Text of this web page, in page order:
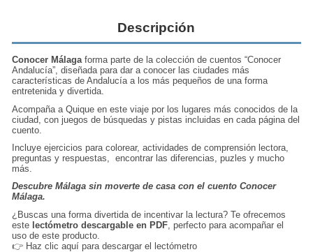
Descripción
Conocer Málagaforma parte de la colección de cuentos “Conocer
Andalucía”, diseñada para dar a conocer las ciudades más
características de Andalucía a los más pequeños de una forma
entretenida y divertida.
Acompaña a Quique en este viaje por los lugares más conocidos de la
ciudad, con juegos de búsquedas y pistas incluidas en cada página del
cuento.
Incluye ejercicios para colorear, actividades de comprensión lectora,
preguntas y respuestas, encontrar las diferencias, puzles y mucho
más.
Descubre Málaga sin moverte de casa con el cuento Conocer
Málaga.
¿Buscas una forma divertida de incentivar la lectura? Te ofrecemos
este lectómetro descargable en PDF , perfecto para acompañar el
uso de este producto.
👉 Haz clic aquí para descargar el lectómetro